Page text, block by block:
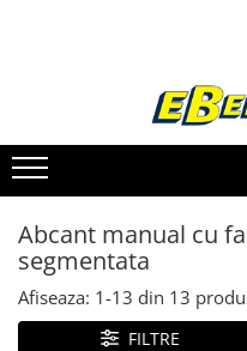
Prelucrare metal
Fierastraie pentru metal
Ferastraie mobile pentru
Fierastraie prelucrare metal
Ferastraie orizontale pentru
Ferastraie circulare pentru
Dispozitive de sudare
Abcant manual cu
segmentata
Afiseaza: 1-13 din 13
FILTRE